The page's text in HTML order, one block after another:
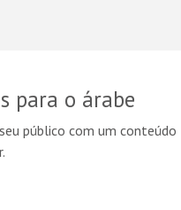
para o árabe
público com um conteúdo